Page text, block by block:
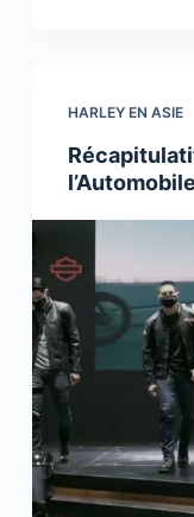
HARLEY EN ASIE